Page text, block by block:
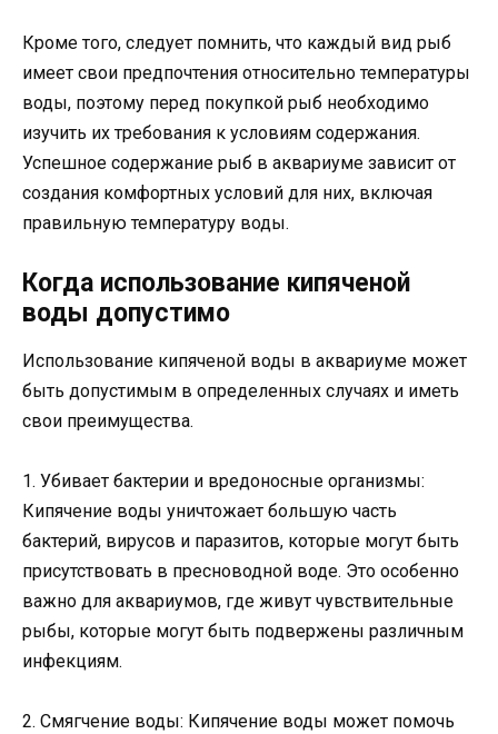
Кроме того, следует помнить, что каждый вид рыб
имеет свои предпочтения относительно температуры
воды, поэтому перед покупкой рыб необходимо
изучить их требования к условиям содержания.
Успешное содержание рыб в аквариуме зависит от
создания комфортных условий для них, включая
правильную температуру воды.
Когда использование кипяченой
воды допустимо
Использование кипяченой воды в аквариуме может
быть допустимым в определенных случаях и иметь
свои преимущества.
1. Убивает бактерии и вредоносные организмы:
Кипячение воды уничтожает большую часть
бактерий, вирусов и паразитов, которые могут быть
присутствовать в пресноводной воде. Это особенно
важно для аквариумов, где живут чувствительные
рыбы, которые могут быть подвержены различным
инфекциям.
2. Смягчение воды: Кипячение воды может помочь